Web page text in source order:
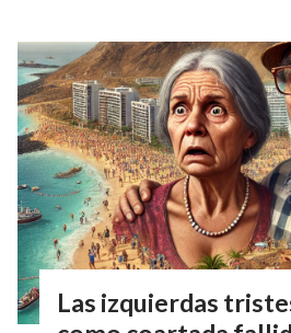
Las izquierdas